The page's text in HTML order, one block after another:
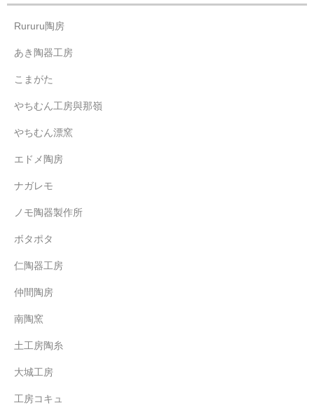
Rururu陶房
あき陶器工房
こまがた
やちむん工房與那嶺
やちむん漂窯
エドメ陶房
ナガレモ
ノモ陶器製作所
ボタポタ
仁陶器工房
仲間陶房
南陶窯
土工房陶糸
大城工房
工房コキュ